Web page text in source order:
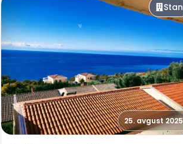
Stan
25. avgust